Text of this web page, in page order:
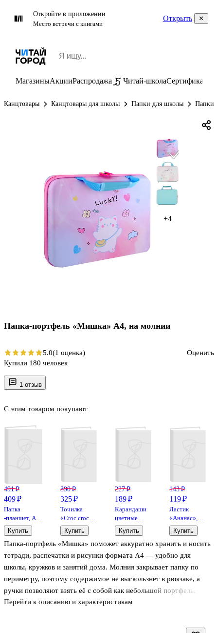
Откройте в приложении
Место встречи с книгами
Открыть
МагазиныАкцииРаспродажа Читай-школаСертификаты
Канцтовары Канцтовары для школы Папки для школы Папки
+4
1 отзыв
Папка-портфель «Мишка» поможет аккуратно хранить и носить
тетради, распечатки и рисунки формата А4 — удобно для
школы, кружков и занятий дома. Молния закрывает папку по
периметру, поэтому содержимое не выскользнет в рюкзаке, а
ручки позволяют взять её с собой как небольшой портфель.
Пластик защищает бумаги от влаги и замятий и легко очищается.
Перейти к описанию и характеристикам
С этим товаром покупают
491 ₽
409 ₽
Папка
-планшет, А4,
ПВХ, с
карманом,
черная,
GoodMark
Купить
390 ₽
325 ₽
Точилка
«Croc croc
innovation»,
1 отверстие,
пластик,
Maped
Купить
227 ₽
189 ₽
Карандаши
цветные
«Мультики»,
ГАММА, 6
цветов
Купить
143 ₽
119 ₽
Ластик
«Ананас»,
Tochain, в
ассортименте
Купить
Папка-портфель «Мишка» А4, на молнии
5.0(1 оценка)
Оценить
Купили 180 человек